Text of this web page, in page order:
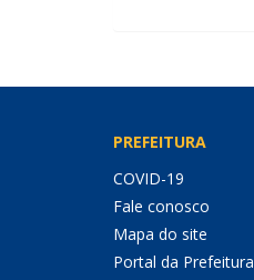
PREFEITURA
COVID-19
Fale conosco
Mapa do site
Portal da Prefeitura